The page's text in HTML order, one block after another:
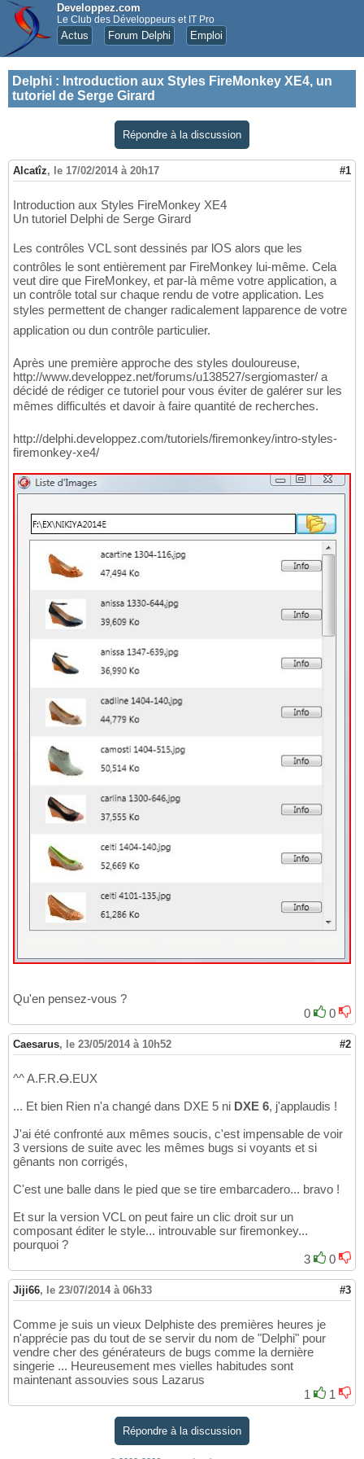
Developpez.com
Le Club des Développeurs et IT Pro
Actus Forum Delphi Emploi
Delphi : Introduction aux Styles FireMonkey XE4, un
tutoriel de Serge Girard
Répondre à la discussion
Alcatîz, le 17/02/2014 à 20h17 #1
Introduction aux Styles FireMonkey XE4
Un tutoriel Delphi de Serge Girard
Les contrôles VCL sont dessinés par lOS alors que les
contrôles le sont entièrement par FireMonkey lui-même. Cela
veut dire que FireMonkey, et par-là même votre application, a
un contrôle total sur chaque rendu de votre application. Les
styles permettent de changer radicalement lapparence de votre
application ou dun contrôle particulier.
Après une première approche des styles douloureuse,
http://www.developpez.net/forums/u138527/sergiomaster/ a
décidé de rédiger ce tutoriel pour vous éviter de galérer sur les
mêmes difficultés et davoir à faire quantité de recherches.
http://delphi.developpez.com/tutoriels/firemonkey/intro-styles-
firemonkey-xe4/
Qu'en pensez-vous ?
0
0
Caesarus, le 23/05/2014 à 10h52 #2
^^ A.F.R.O.EUX
... Et bien Rien n'a changé dans DXE 5 ni DXE 6, j'applaudis !
J'ai été confronté aux mêmes soucis, c'est impensable de voir
3 versions de suite avec les mêmes bugs si voyants et si
gênants non corrigés,
C'est une balle dans le pied que se tire embarcadero... bravo !
Et sur la version VCL on peut faire un clic droit sur un
composant éditer le style... introuvable sur firemonkey...
pourquoi ?
3
0
Jiji66, le 23/07/2014 à 06h33 #3
Comme je suis un vieux Delphiste des premières heures je
n'apprécie pas du tout de se servir du nom de "Delphi" pour
vendre cher des générateurs de bugs comme la dernière
singerie ... Heureusement mes vielles habitudes sont
maintenant assouvies sous Lazarus
1
1
Répondre à la discussion